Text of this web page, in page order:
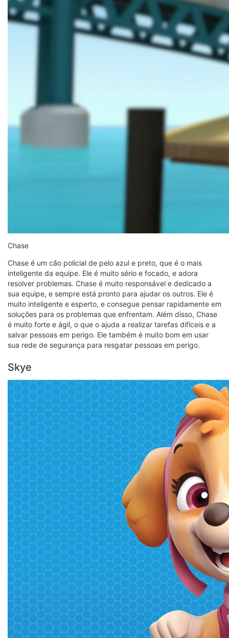
Chase
Chase é um cão policial de pelo azul e preto, que é o mais
inteligente da equipe. Ele é muito sério e focado, e adora
resolver problemas. Chase é muito responsável e dedicado a
sua equipe, e sempre está pronto para ajudar os outros. Ele é
muito inteligente e esperto, e consegue pensar rapidamente em
soluções para os problemas que enfrentam. Além disso, Chase
é muito forte e ágil, o que o ajuda a realizar tarefas difíceis e a
salvar pessoas em perigo. Ele também é muito bom em usar
sua rede de segurança para resgatar pessoas em perigo.
Skye